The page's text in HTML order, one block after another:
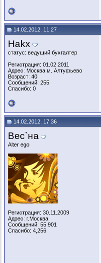
14.02.2012, 11:27
Hakx
статус: ведущий бухгалтер
Регистрация: 01.02.2011
Адрес: Москва м. Алтуфьево
Возраст: 40
Сообщений: 255
Спасибо: 0
14.02.2012, 17:36
Вес`на
Alter ego
Регистрация: 30.11.2009
Адрес: г.Москва
Сообщений: 55,901
Спасибо: 4,256